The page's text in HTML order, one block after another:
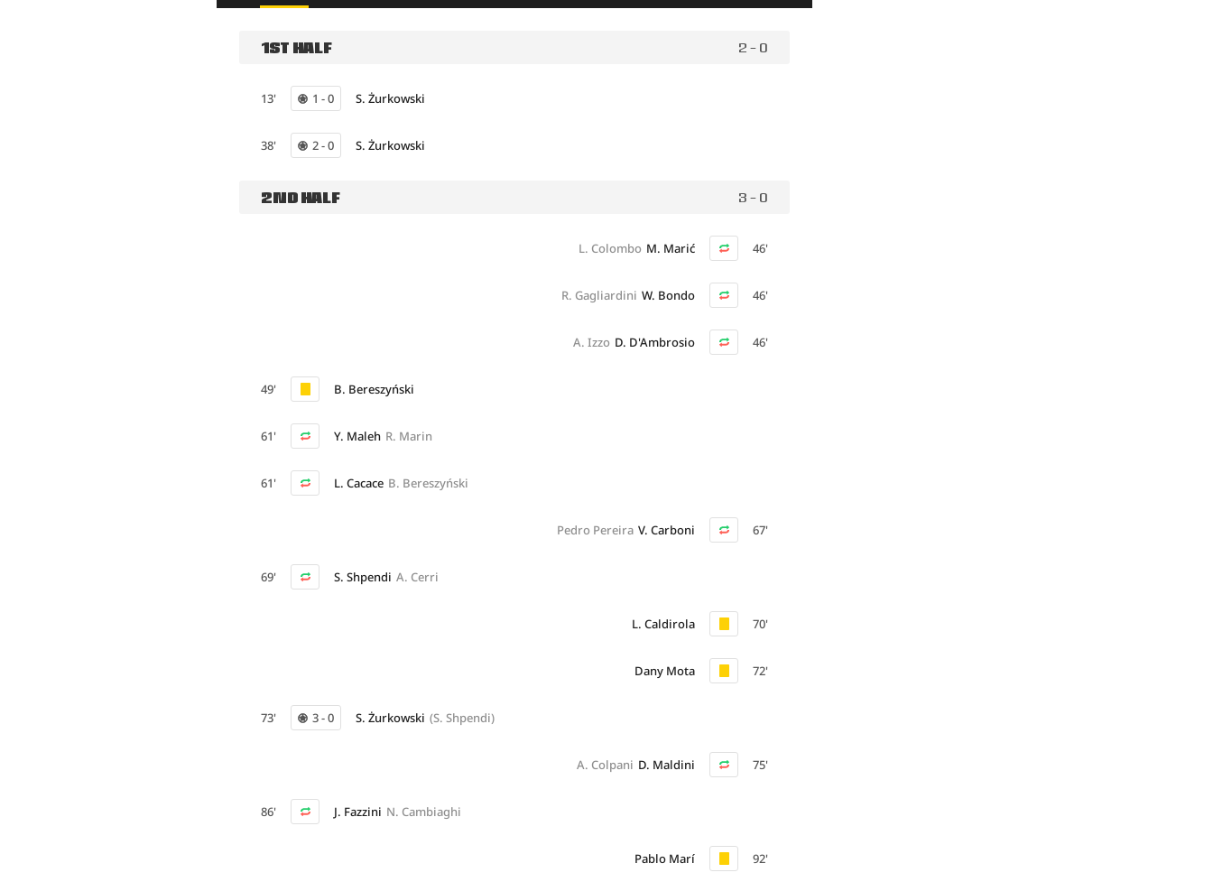
1ST HALF 2 - 0
13' 1 - 0 S. Żurkowski
38' 2 - 0 S. Żurkowski
2ND HALF 3 - 0
46'
M. Marić
L. Colombo
46'
W. Bondo
R. Gagliardini
46'
D. D'Ambrosio
A. Izzo
49' B. Bereszyński
61' Y. Maleh R. Marin
61' L. Cacace B. Bereszyński
67'
V. Carboni
Pedro Pereira
69' S. Shpendi A. Cerri
70'
L. Caldirola
72'
Dany Mota
73' 3 - 0 S. Żurkowski (S. Shpendi)
75'
D. Maldini
A. Colpani
86' J. Fazzini N. Cambiaghi
92'
Pablo Marí